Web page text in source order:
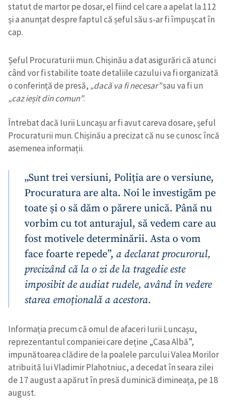
statut de martor pe dosar, el fiind cel care a apelat la 112
și a anunțat despre faptul că șeful său s-ar fi împușcat în
cap.
Șeful Procuraturii mun. Chișinău a dat asigurări că atunci
când vor fi stabilite toate detaliile cazului va fi organizată
o conferință de presă, „dacă va fi necesar”sau va fi un
„caz ieșit din comun”.
Întrebat dacă Iurii Luncașu ar fi avut careva dosare, șeful
Procuraturii mun. Chișinău a precizat că nu se cunosc încă
asemenea informații.
„Sunt trei versiuni, Poliția are o versiune,
Procuratura are alta. Noi le investigăm pe
toate și o să dăm o părere unică. Până nu
vorbim cu tot anturajul, să vedem care au
fost motivele determinării. Asta o vom
face foarte repede”, a declarat procurorul,
precizând că la o zi de la tragedie este
imposibit de audiat rudele, având în vedere
starea emoțională a acestora.
Informația precum că omul de afaceri Iurii Luncașu,
reprezentantul companiei care deține „Casa Albă”,
impunătoarea clădire de la poalele parcului Valea Morilor
atribuită lui Vladimir Plahotniuc, a decedat în seara zilei
de 17 august a apărut în presă duminică dimineața, pe 18
august.